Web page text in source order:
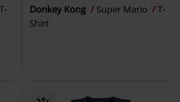
T-
Donkey Kong Super Mario
T-
Shirt